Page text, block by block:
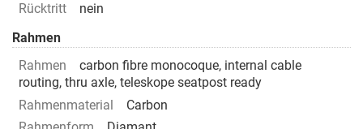
Rücktritt
nein
Rahmen
Rahmen
carbon fibre monocoque, internal cable
routing, thru axle, teleskope seatpost ready
Rahmenmaterial
Carbon